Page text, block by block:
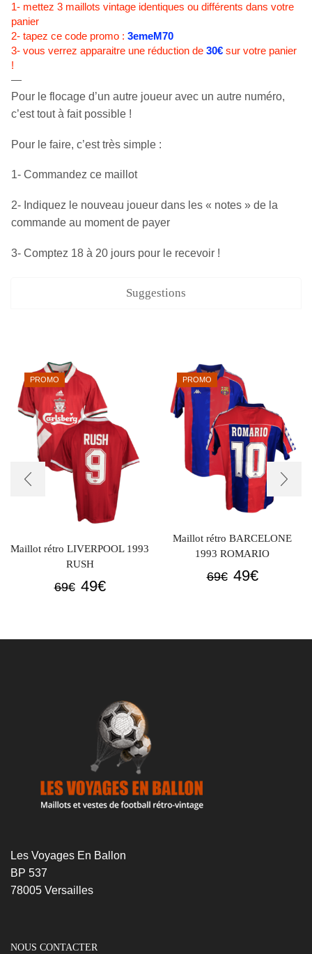
1- mettez 3 maillots vintage identiques ou différents dans votre
panier
2- tapez ce code promo : 3emeM70
3- vous verrez apparaitre une réduction de 30€ sur votre panier
!
—
Pour le flocage d’un autre joueur avec un autre numéro,
c’est tout à fait possible !
Pour le faire, c’est très simple :
1- Commandez ce maillot
2- Indiquez le nouveau joueur dans les « notes » de la
commande au moment de payer
3- Comptez 18 à 20 jours pour le recevoir !
Suggestions
PROMO
Maillot rétro LIVERPOOL 1993
RUSH
69€ Le
était :
49€Le
est :
PROMO
Maillot rétro BARCELONE
1993 ROMARIO
69€ Le
49€Le
Les Voyages En Ballon
BP 537
78005 Versailles
NOUS CONTACTER